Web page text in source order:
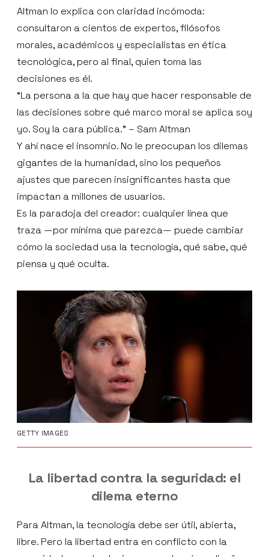
Altman lo explica con claridad incómoda:
consultaron a cientos de expertos, filósofos
morales, académicos y especialistas en ética
tecnológica, pero al final, quien toma las
decisiones es él.
“La persona a la que hay que hacer responsable de
las decisiones sobre qué marco moral se aplica soy
yo. Soy la cara pública.” – Sam Altman
Y ahí nace el insomnio. No le preocupan los dilemas
gigantes de la humanidad, sino los pequeños
ajustes que parecen insignificantes hasta que
impactan a millones de usuarios.
Es la paradoja del creador: cualquier línea que
traza —por mínima que parezca— puede cambiar
cómo la sociedad usa la tecnología, qué sabe, qué
piensa y qué oculta.
GETTY IMAGES
La libertad contra la seguridad: el
dilema eterno
Para Altman, la tecnología debe ser útil, abierta,
libre. Pero la libertad entra en conflicto con la